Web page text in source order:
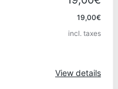
19,00€
incl. taxes
View details